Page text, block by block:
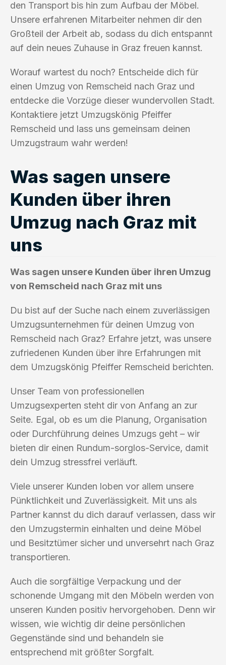
den Transport bis hin zum Aufbau der Möbel.
Unsere erfahrenen Mitarbeiter nehmen dir den
Großteil der Arbeit ab, sodass du dich entspannt
auf dein neues Zuhause in Graz freuen kannst.
Worauf wartest du noch? Entscheide dich für
einen Umzug von Remscheid nach Graz und
entdecke die Vorzüge dieser wundervollen Stadt.
Kontaktiere jetzt Umzugskönig Pfeiffer
Remscheid und lass uns gemeinsam deinen
Umzugstraum wahr werden!
Was sagen unsere
Kunden über ihren
Umzug nach Graz mit
uns
Was sagen unsere Kunden über ihren Umzug
von Remscheid nach Graz mit uns
Du bist auf der Suche nach einem zuverlässigen
Umzugsunternehmen für deinen Umzug von
Remscheid nach Graz? Erfahre jetzt, was unsere
zufriedenen Kunden über ihre Erfahrungen mit
dem Umzugskönig Pfeiffer Remscheid berichten.
Unser Team von professionellen
Umzugsexperten steht dir von Anfang an zur
Seite. Egal, ob es um die Planung, Organisation
oder Durchführung deines Umzugs geht – wir
bieten dir einen Rundum-sorglos-Service, damit
dein Umzug stressfrei verläuft.
Viele unserer Kunden loben vor allem unsere
Pünktlichkeit und Zuverlässigkeit. Mit uns als
Partner kannst du dich darauf verlassen, dass wir
den Umzugstermin einhalten und deine Möbel
und Besitztümer sicher und unversehrt nach Graz
transportieren.
Auch die sorgfältige Verpackung und der
schonende Umgang mit den Möbeln werden von
unseren Kunden positiv hervorgehoben. Denn wir
wissen, wie wichtig dir deine persönlichen
Gegenstände sind und behandeln sie
entsprechend mit größter Sorgfalt.